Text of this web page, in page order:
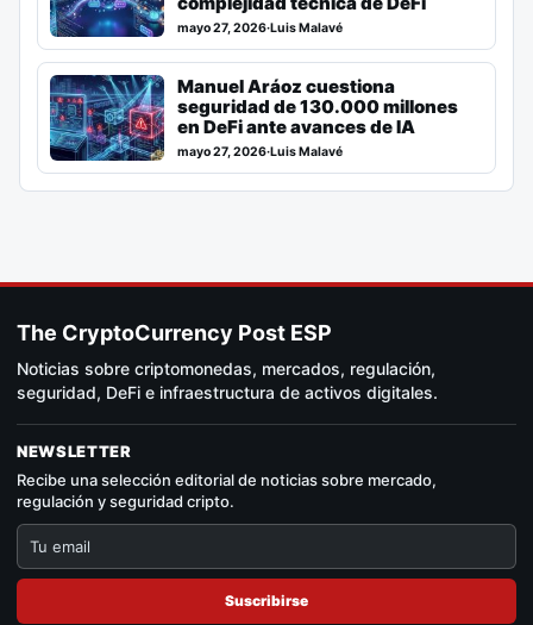
mayo 27, 2026·Luis Malavé
Manuel Aráoz cuestiona
seguridad de 130.000 millones
en DeFi ante avances de IA
mayo 27, 2026·Luis Malavé
The CryptoCurrency Post ESP
Noticias sobre criptomonedas, mercados, regulación,
seguridad, DeFi e infraestructura de activos digitales.
NEWSLETTER
Recibe una selección editorial de noticias sobre mercado,
regulación y seguridad cripto.
Suscribirse